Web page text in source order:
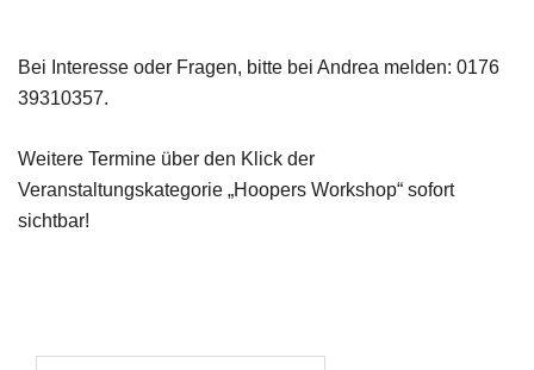
Bei Interesse oder Fragen, bitte bei Andrea melden: 0176
39310357.
Weitere Termine über den Klick der
Veranstaltungskategorie „Hoopers Workshop“ sofort
sichtbar!